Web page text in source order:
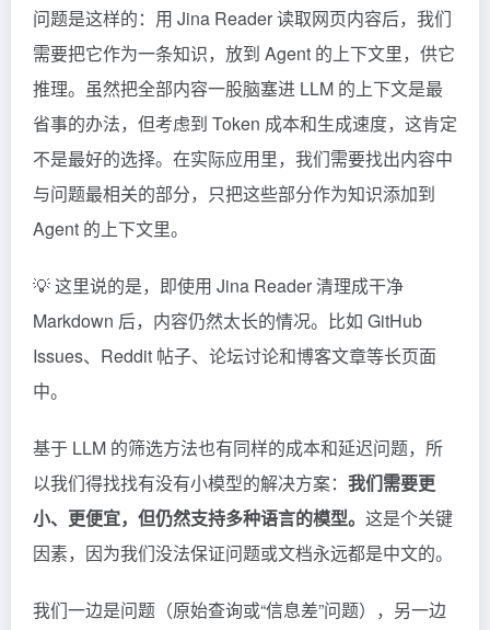
问题是这样的：用 Jina Reader读取网页内容后，我们
需要把它作为一条知识，放到 Agent 的上下文里，供它
推理。虽然把全部内容一股脑塞进 LLM 的上下文是最
省事的办法，但考虑到 Token 成本和生成速度，这肯定
不是最好的选择。在实际应用里，我们需要找出内容中
与问题最相关的部分，只把这些部分作为知识添加到
Agent 的上下文里。
💡 这里说的是，即使用 Jina Reader 清理成干净
Markdown 后，内容仍然太长的情况。比如 GitHub
Issues、Reddit 帖子、论坛讨论和博客文章等长页面
中。
基于 LLM 的筛选方法也有同样的成本和延迟问题，所
以我们得找找有没有小模型的解决方案： 我们需要更
小、更便宜，但仍然支持多种语言的模型。 这是个关键
因素，因为我们没法保证问题或文档永远都是中文的。
我们一边是问题（原始查询或“信息差”问题），另一边